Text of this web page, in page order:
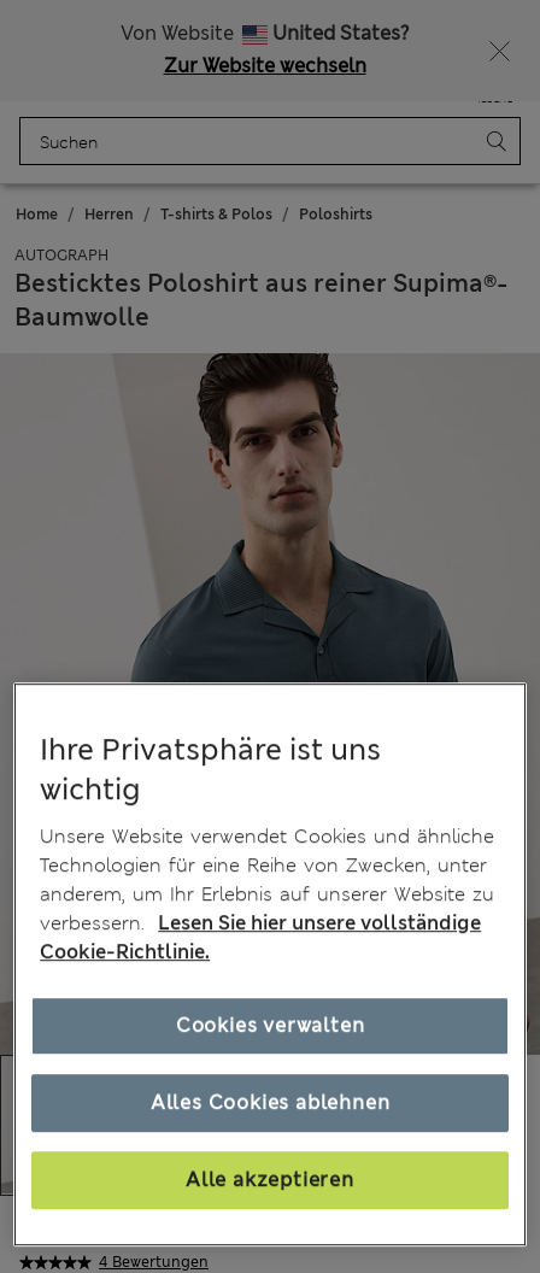
Von Website
United States?
Zur Website wechseln
Tasche
Home Herren T-shirts & Polos Poloshirts
AUTOGRAPH
Besticktes Poloshirt aus reiner Supima®-
Baumwolle
4 Bewertungen
Ihre Privatsphäre ist uns
wichtig
Unsere Website verwendet Cookies und ähnliche
Technologien für eine Reihe von Zwecken, unter
anderem, um Ihr Erlebnis auf unserer Website zu
verbessern.
Lesen Sie hier unsere vollständige
Cookie-Richtlinie.
Alles Cookies ablehnen
Alle akzeptieren
Cookies verwalten